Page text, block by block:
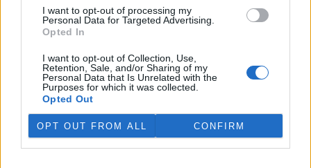
I want to opt-out of processing my
Personal Data for Targeted Advertising.
Opted In
I want to opt-out of Collection, Use,
Retention, Sale, and/or Sharing of my
Personal Data that Is Unrelated with the
Purposes for which it was collected.
Opted Out
OPT OUT FROM ALL CONFIRM
Ghanský parlament schválil přísný zákon na ochranu
kakaových plantáží
Ghanský parlament schválil
zákon, podle kterého místním
farmářům hrozí až 20 let
úřadů přemění svou kakaovou
plantáž na jiný účel. Informovala o tom agentura AP; zákon nyní
čeká na podpis prezidenta Johna Mahamy.